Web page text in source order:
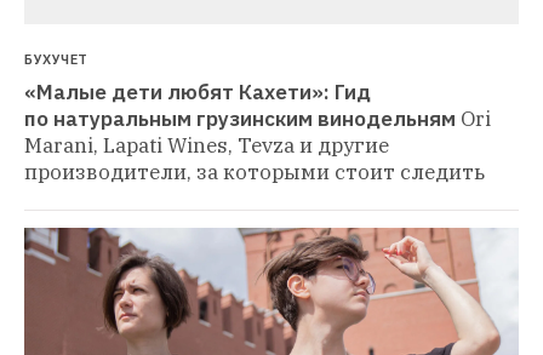
БУХУЧЕТ
«Малые дети любят Кахети»: Гид
по натуральным грузинским винодельням Ori
Marani, Lapati Wines, Tevza и другие
производители, за которыми стоит следить